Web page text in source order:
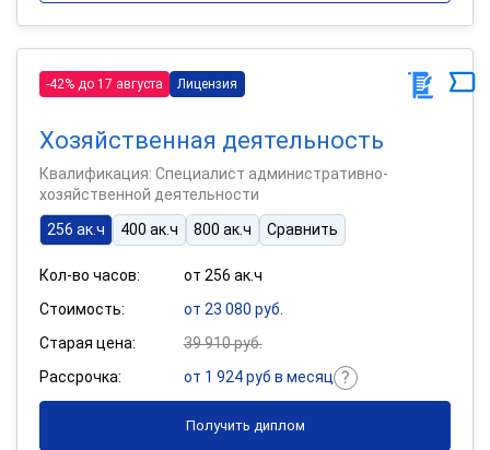
-42% до 17 августа Лицензия
Хозяйственная деятельность
Квалификация: Специалист административно-
хозяйственной деятельности
256 ак.ч
400 ак.ч 800 ак.ч Сравнить
Кол-во часов:
от 256 ак.ч
Стоимость:
от 23 080 руб.
Старая цена:
39 910 руб.
Рассрочка:
от 1 924 руб в месяц
Получить диплом